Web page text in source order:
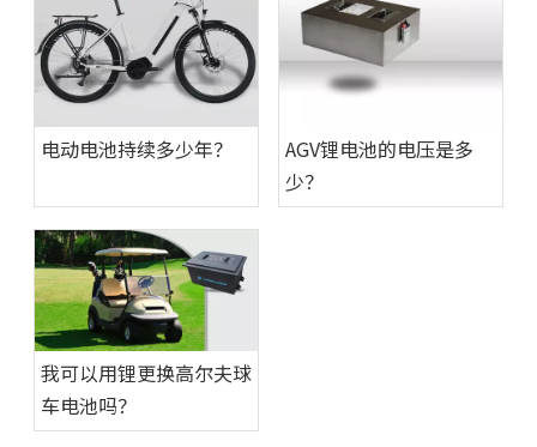
电动电池持续多少年？
AGV锂电池的电压是多
少？
我可以用锂更换高尔夫球
车电池吗？